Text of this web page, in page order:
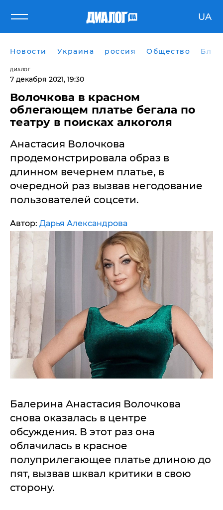
UA
Новости Украина россия Общество
ДИАЛОГ
7 декабря 2021, 19:30
Волочкова в красном
облегающем платье бегала по
театру в поисках алкоголя
Анастасия Волочкова
продемонстрировала образ в
длинном вечернем платье, в
очередной раз вызвав негодование
пользователей соцсети.
Автор: Дарья Александрова
Балерина Анастасия Волочкова
снова оказалась в центре
обсуждения. В этот раз она
облачилась в красное
полуприлегающее платье длиною до
пят, вызвав шквал критики в свою
сторону.